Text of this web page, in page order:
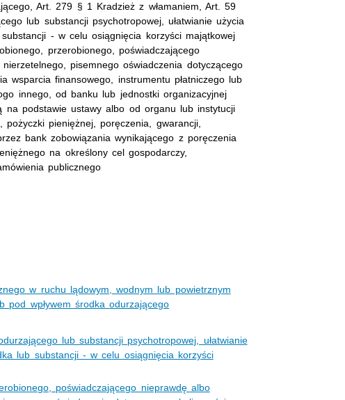
Art. 279 § 1 Kradzież z włamaniem, Art. 59
lub substancji psychotropowej, ułatwianie użycia
- w celu osiągnięcia korzyści majątkowej
przerobionego, poświadczającego
pisemnego oświadczenia dotyczącego
wsparcia finansowego, instrumentu płatniczego lub
innego, od banku lub jednostki organizacyjnej
na podstawie ustawy albo od organu lub instytucji
pieniężnej, poręczenia, gwarancji,
bank zobowiązania wynikającego z poręczenia
na określony cel gospodarczy,
publicznego
w ruchu lądowym, wodnym lub powietrznym
pod wpływem środka odurzającego
lub substancji psychotropowej, ułatwianie
lub substancji - w celu osiągnięcia korzyści
poświadczającego nieprawdę albo